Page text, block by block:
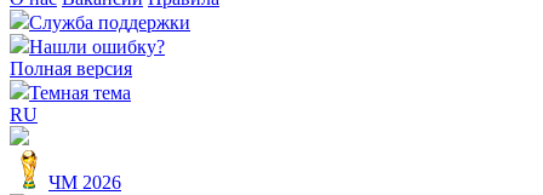
Служба поддержки
Нашли ошибку?
Полная версия
Темная тема
RU
ЧМ 2026